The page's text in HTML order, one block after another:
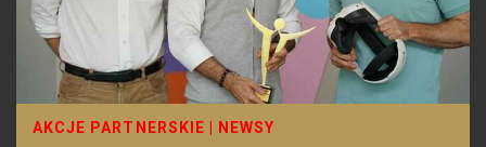
AKCJE PARTNERSKIE
NEWSY